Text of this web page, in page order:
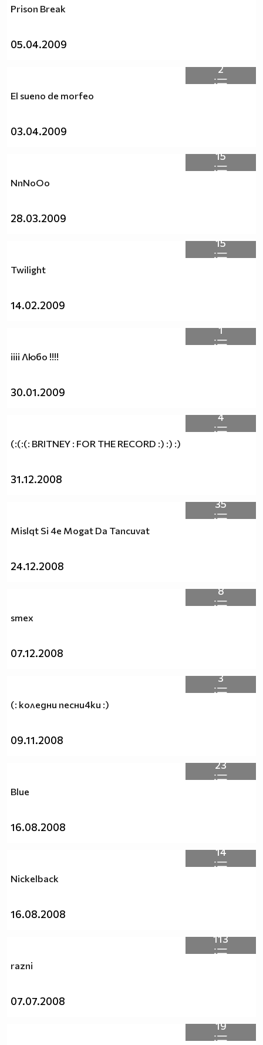
Prison Break
05.04.2009
2
El sueno de morfeo
03.04.2009
15
NnNoOo
28.03.2009
15
Twilight
14.02.2009
1
iiii Любо !!!!
30.01.2009
4
(:(:(: BRITNEY : FOR THE RECORD :) :) :)
31.12.2008
35
Mislqt Si 4e Mogat Da Tancuvat
24.12.2008
8
smex
07.12.2008
3
(: коледни песни4ки :)
09.11.2008
23
Blue
16.08.2008
14
Nickelback
16.08.2008
113
razni
07.07.2008
19